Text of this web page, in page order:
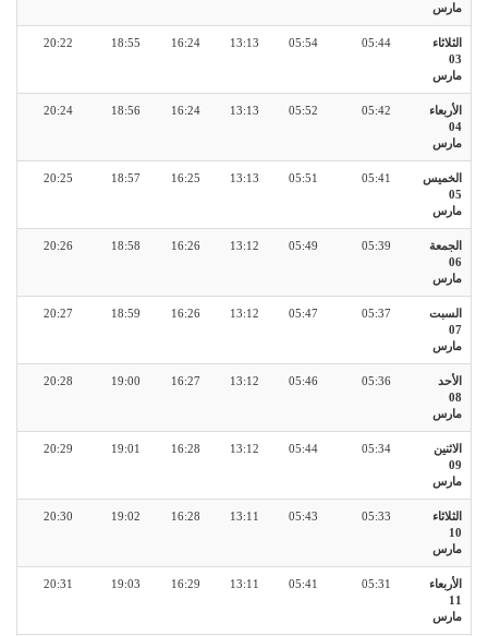
مارس
الثلاثاء
03
مارس
05:44
05:54
13:13
16:24
18:55
20:22
الأربعاء
04
مارس
05:42
05:52
13:13
16:24
18:56
20:24
الخميس
05
مارس
05:41
05:51
13:13
16:25
18:57
20:25
الجمعة
06
مارس
05:39
05:49
13:12
16:26
18:58
20:26
السبت
07
مارس
05:37
05:47
13:12
16:26
18:59
20:27
الأحد
08
مارس
05:36
05:46
13:12
16:27
19:00
20:28
الاثنين
09
مارس
05:34
05:44
13:12
16:28
19:01
20:29
الثلاثاء
10
مارس
05:33
05:43
13:11
16:28
19:02
20:30
الأربعاء
11
مارس
05:31
05:41
13:11
16:29
19:03
20:31